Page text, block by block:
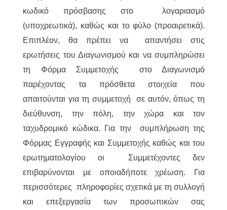
κωδικό πρόσβασης στο λογαριασμό
(υποχρεωτικά), καθώς και το φύλο (προαιρετικά).
Επιπλέον, θα πρέπει να απαντήσει στις
ερωτήσεις του Διαγωνισμού και να συμπληρώσει
τη Φόρμα Συμμετοχής στο Διαγωνισμό
παρέχοντας τα πρόσθετα στοιχεία που
απαιτούνται για τη συμμετοχή σε αυτόν, όπως τη
διεύθυνση, την πόλη, την χώρα και τον
ταχυδρομικό κώδικα. Για την συμπλήρωση της
Φόρμας Εγγραφής και Συμμετοχής καθώς και του
ερωτηματολογίου οι Συμμετέχοντες δεν
επιβαρύνονται με οποιαδήποτε χρέωση. Για
περισσότερες πληροφορίες σχετικά με τη συλλογή
και επεξεργασία των προσωπικών σας